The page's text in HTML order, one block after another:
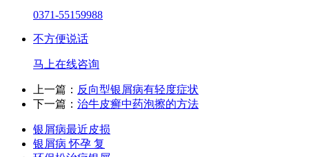
0371-55159988
不方便说话
马上在线咨询
上一篇： 反向型银屑病有轻度症状
下一篇： 治牛皮癣中药泡擦的方法
银屑病最近皮损
银屑病 怀孕 复